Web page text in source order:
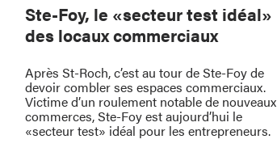
Ste-Foy, le «secteur test idéal»
des locaux commerciaux
Après St-Roch, c’est au tour de Ste-Foy de
devoir combler ses espaces commerciaux.
Victime d’un roulement notable de nouveaux
commerces, Ste-Foy est aujourd’hui le
«secteur test» idéal pour les entrepreneurs.